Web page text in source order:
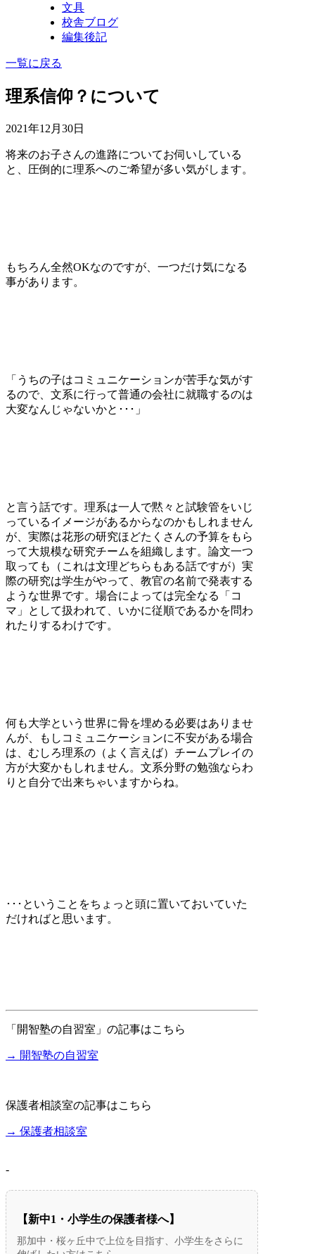
文具
校舎ブログ
編集後記
一覧に戻る
理系信仰？について
2021年12月30日
将来のお子さんの進路についてお伺いしている
と、圧倒的に理系へのご希望が多い気がします。
もちろん全然OKなのですが、一つだけ気になる
事があります。
「うちの子はコミュニケーションが苦手な気がす
るので、文系に行って普通の会社に就職するのは
大変なんじゃないかと･･･」
と言う話です。理系は一人で黙々と試験管をいじ
っているイメージがあるからなのかもしれません
が、実際は花形の研究ほどたくさんの予算をもら
って大規模な研究チームを組織します。論文一つ
取っても（これは文理どちらもある話ですが）実
際の研究は学生がやって、教官の名前で発表する
ような世界です。場合によっては完全なる「コ
マ」として扱われて、いかに従順であるかを問わ
れたりするわけです。
何も大学という世界に骨を埋める必要はありませ
んが、もしコミュニケーションに不安がある場合
は、むしろ理系の（よく言えば）チームプレイの
方が大変かもしれません。文系分野の勉強ならわ
りと自分で出来ちゃいますからね。
･･･ということをちょっと頭に置いておいていた
だければと思います。
「開智塾の自習室」の記事はこちら
→ 開智塾の自習室
保護者相談室の記事はこちら
→ 保護者相談室
-
【新中1・小学生の保護者様へ】
那加中・桜ヶ丘中で上位を目指す、小学生をさらに